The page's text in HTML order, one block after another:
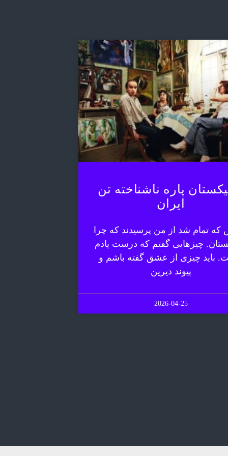
پاره ناشناخته تن
ایران
که تمام شد از من پرسیدند که چرا
چیزهایی گفتم که درست یادم
باید چیزی از عشق گفته باشم و
پیوند دیرین
2026-04-25